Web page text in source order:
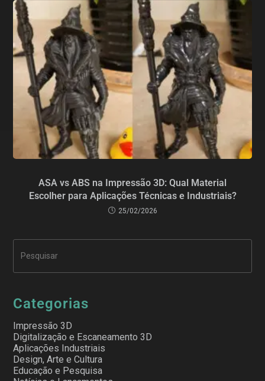
ASA vs ABS na Impressão 3D: Qual Material
Escolher para Aplicações Técnicas e Industriais?
25/02/2026
Categorias
Impressão 3D
Digitalização e Escaneamento 3D
Aplicações Industriais
Design, Arte e Cultura
Educação e Pesquisa